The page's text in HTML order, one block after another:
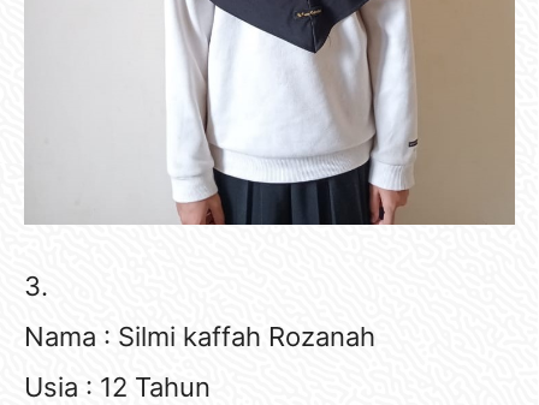
3.
Nama : Silmi kaffah Rozanah
Usia : 12 Tahun